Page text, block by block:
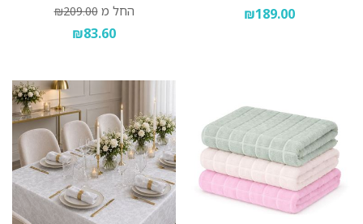
₪189.00 החל מ ₪209.00
₪83.60